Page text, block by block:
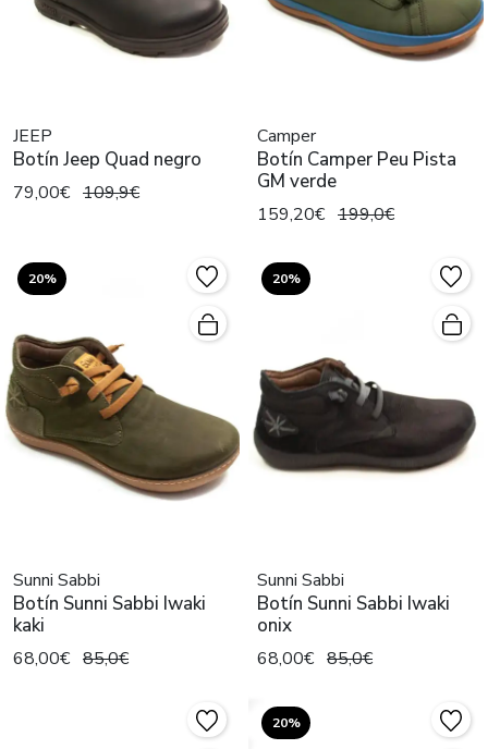
JEEP
Botín Jeep Quad negro
79,00€ 109,9€
Camper
Botín Camper Peu Pista
GM verde
159,20€ 199,0€
20%
Sunni Sabbi
Botín Sunni Sabbi Iwaki
kaki
68,00€ 85,0€
20%
Sunni Sabbi
Botín Sunni Sabbi Iwaki
onix
68,00€ 85,0€
20%